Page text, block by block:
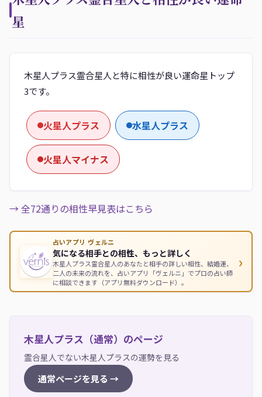
星
木星人プラス霊合星人と特に相性が良い運命星トップ
3です。
火星人プラス 水星人プラス
火星人マイナス
→ 全72通りの相性早見表はこちら
占いアプリ ヴェルニ
気になる相手との相性、もっと詳しく
木星人プラス霊合星人のあなたと相手の詳しい相性、結婚運、
二人の未来の流れを、占いアプリ「ヴェルニ」でプロの占い師
に相談できます（アプリ無料ダウンロード）。
›
木星人プラス（通常）のページ
霊合星人でない木星人プラスの運勢を見る
通常ページを見る →